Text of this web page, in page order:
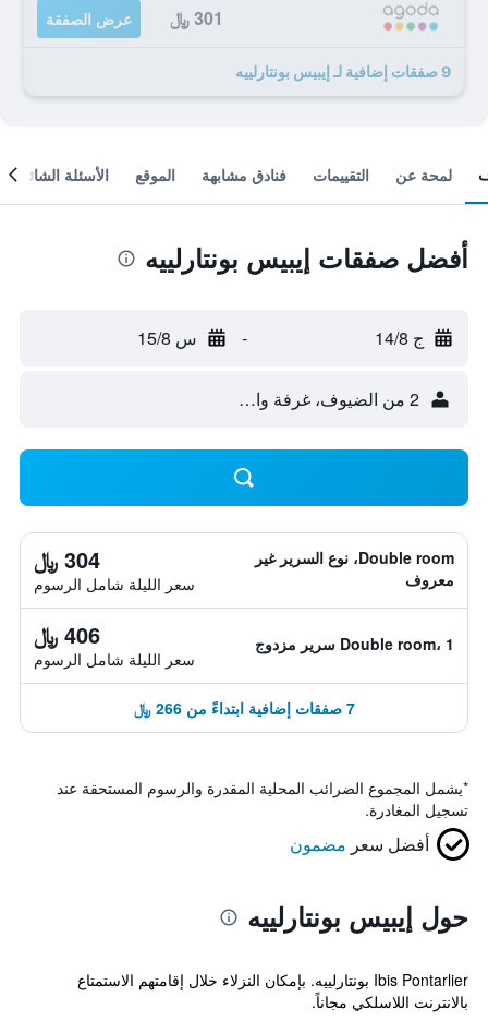
301 ﷼ عرض الصفقة
9 صفقات إضافية لـ إيبيس بونتارلييه
لمحة عن التقييمات فنادق مشابهة الموقع الأسئلة الشائعة
أفضل صفقات إيبيس بونتارلييه
ج 14/8 - س 15/8
2 من الضيوف، غرفة واحدة
Double room، نوع السرير غير
معروف
304 ﷼
سعر الليلة شامل الرسوم
Double room، 1 سرير مزدوج 406 ﷼
سعر الليلة شامل الرسوم
7 صفقات إضافية ابتداءً من 266 ﷼
*يشمل المجموع الضرائب المحلية المقدرة والرسوم المستحقة عند
تسجيل المغادرة.
أفضل سعر مضمون
حول إيبيس بونتارلييه
Ibis Pontarlier بونتارلييه. بإمكان النزلاء خلال إقامتهم الاستمتاع
بالانترنت اللاسلكي مجاناً.